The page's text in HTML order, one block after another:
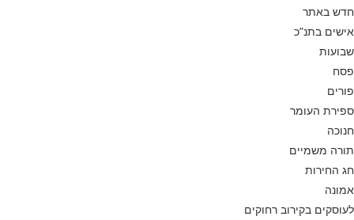
חדש באתר
אישים בתנ”כ
שבועות
פסח
פורים
ספירת העומר
חנוכה
תורה משמיים
חג החירות
אמונה
לעוסקים בקירוב רחוקים